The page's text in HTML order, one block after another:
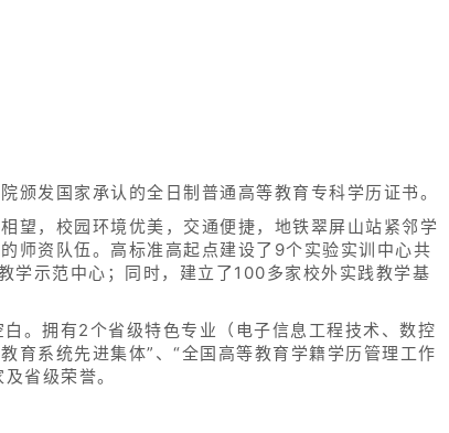
发国家承认的全日制普通高等教育专科学历证书。
望，校园环境优美，交通便捷，地铁翠屏山站紧邻学
师资队伍。高标准高起点建设了9个实验实训中心共
学示范中心；同时，建立了100多家校外实践教学基
。拥有2个省级特色专业（电子信息工程技术、数控
育系统先进集体”、“全国高等教育学籍学历管理工作
省级荣誉。